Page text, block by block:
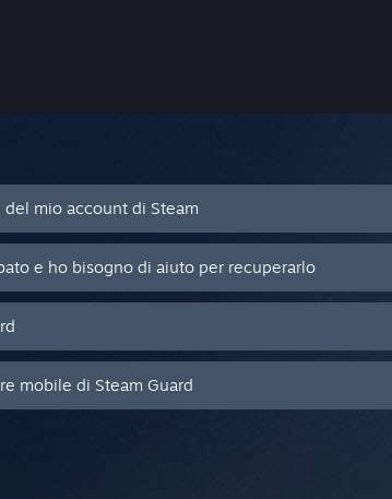
mio account di Steam
e ho bisogno di aiuto per recuperarlo
mobile di Steam Guard